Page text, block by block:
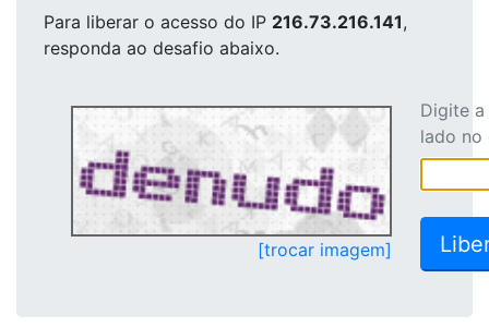
Para liberar o acesso do IP 216.73.216.141,
responda ao desafio abaixo.
[trocar imagem]
Digite
lado no